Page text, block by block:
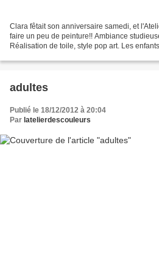
Clara fêtait son anniversaire samedi, et
faire un peu de peinture!! Ambiance
Réalisation de toile, style pop art. Les
adultes
Publié le 18/12/2012 à 20:04
Par latelierdescouleurs